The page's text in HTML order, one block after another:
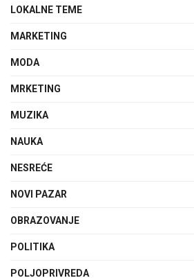
LOKALNE TEME
MARKETING
MODA
MRKETING
MUZIKA
NAUKA
NESREĆE
NOVI PAZAR
OBRAZOVANJE
POLITIKA
POLJOPRIVREDA